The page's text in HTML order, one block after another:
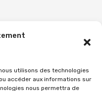
utilisons des technologies
accéder aux informations sur
nous permettra de